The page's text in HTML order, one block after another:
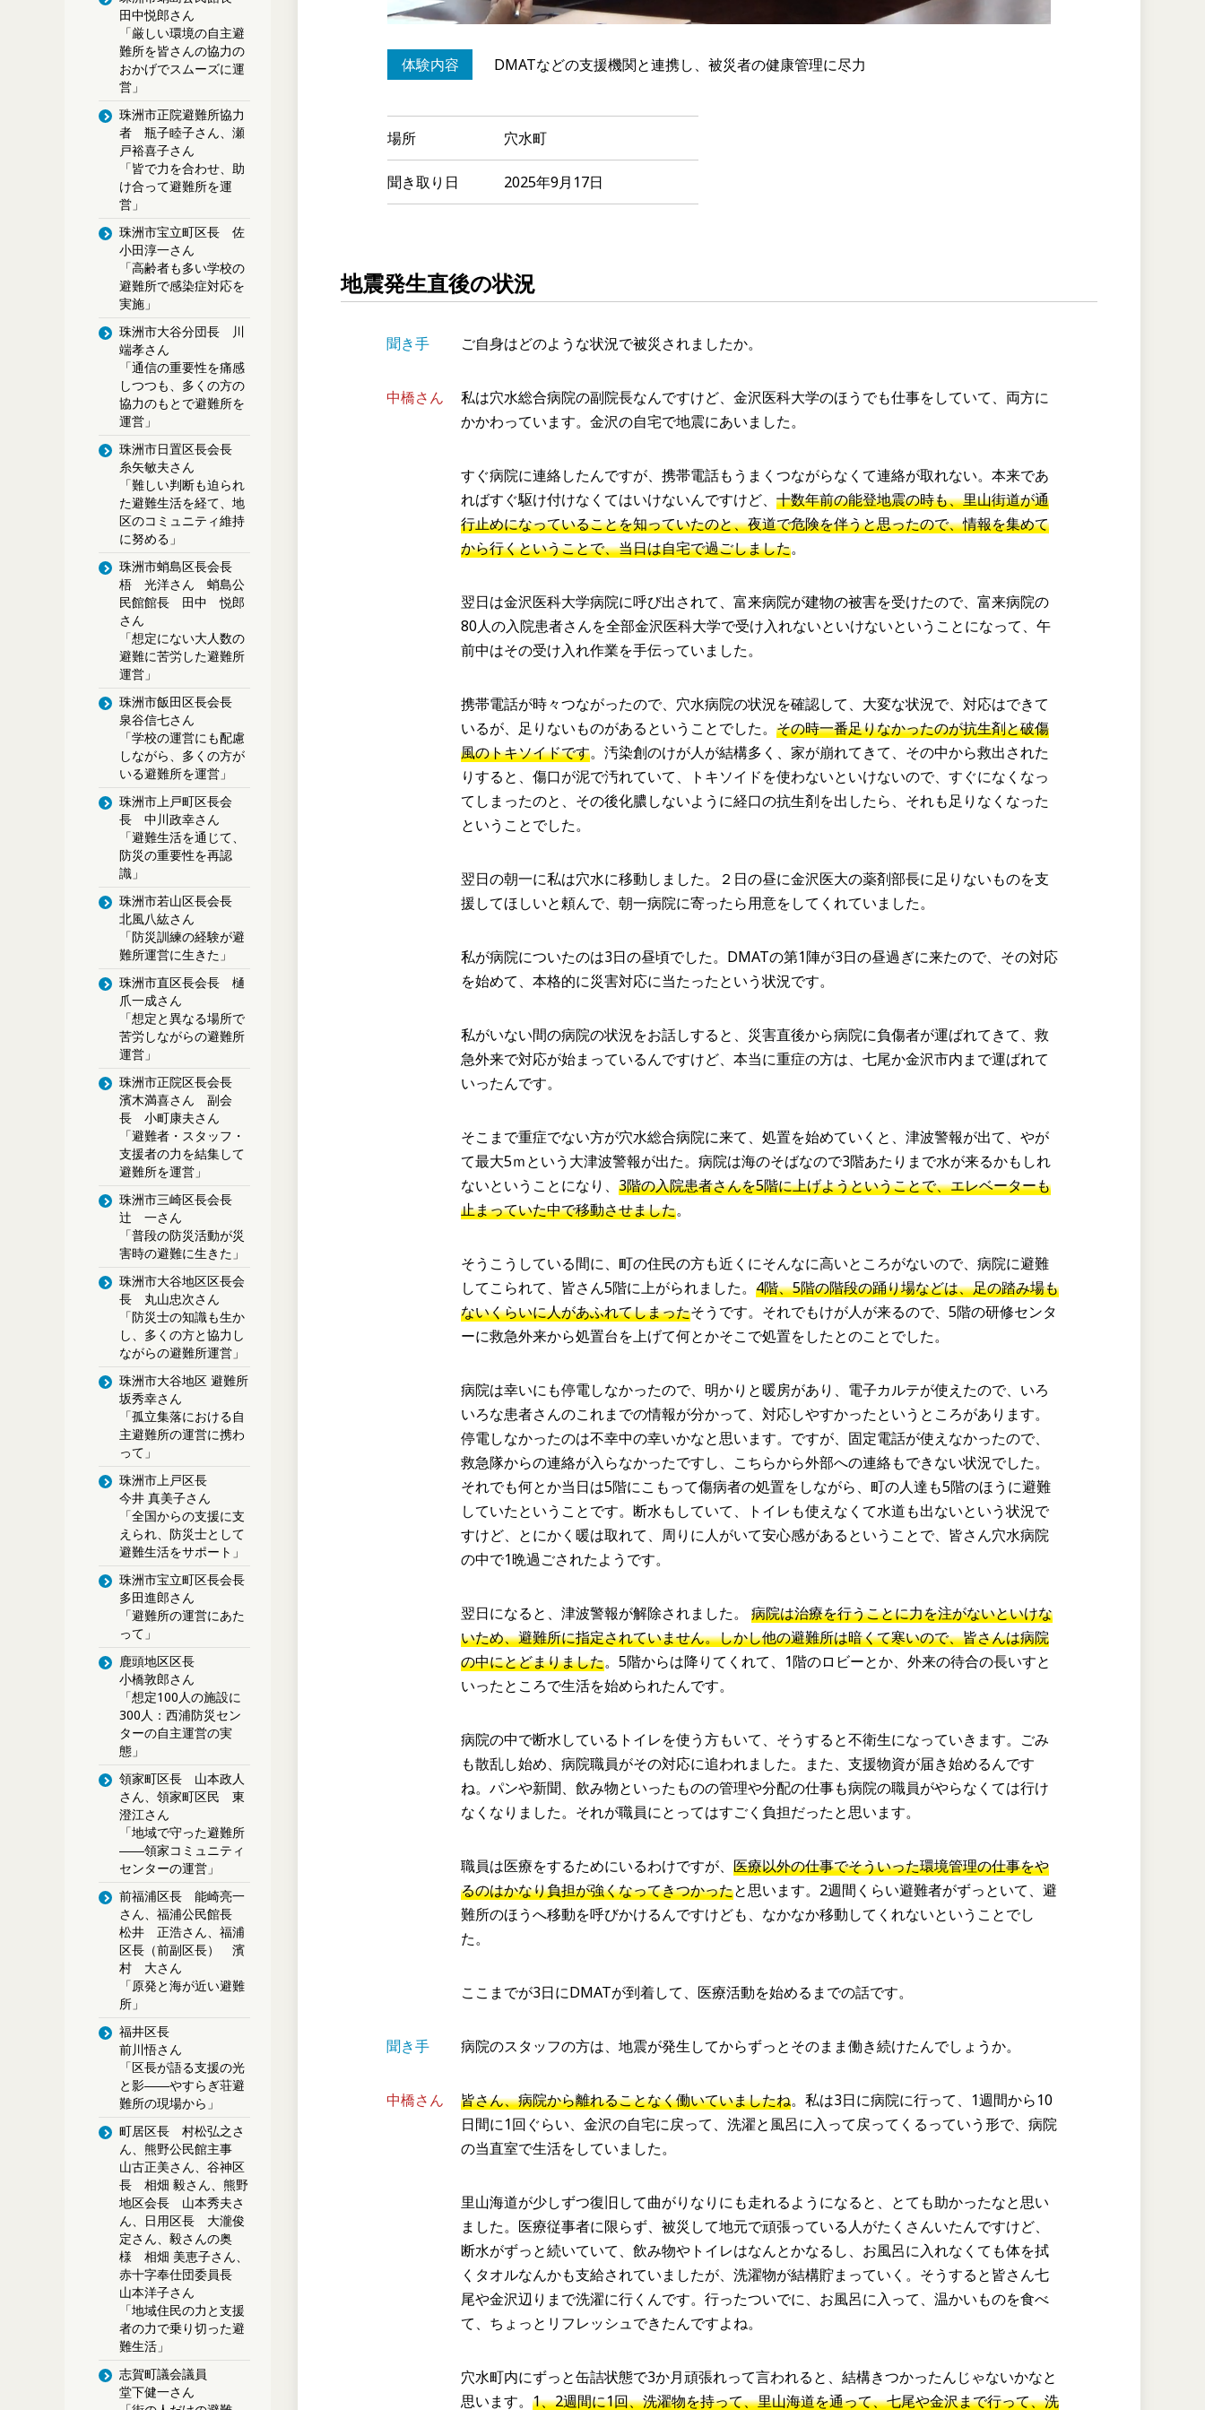
体験内容 DMATなどの支援機関と連携し、被災者の健康管理に尽力
場所 穴水町
聞き取り日 2025年9月17日
地震発生直後の状況
聞き手 ご自身はどのような状況で被災されましたか。
中橋さん
私は穴水総合病院の副院長なんですけど、金沢医科大学のほうでも仕事をしていて、両方に
かかわっています。金沢の自宅で地震にあいました。
すぐ病院に連絡したんですが、携帯電話もうまくつながらなくて連絡が取れない。本来であ
ればすぐ駆け付けなくてはいけないんですけど、 十数年前の能登地震の時も、里山街道が通
行止めになっていることを知っていたのと、夜道で危険を伴うと思ったので、情報を集めて
から行くということで、当日は自宅で過ごしました。
翌日は金沢医科大学病院に呼び出されて、富来病院が建物の被害を受けたので、富来病院の
80人の入院患者さんを全部金沢医科大学で受け入れないといけないということになって、午
前中はその受け入れ作業を手伝っていました。
携帯電話が時々つながったので、穴水病院の状況を確認して、大変な状況で、対応はできて
いるが、足りないものがあるということでした。 その時一番足りなかったのが抗生剤と破傷
風のトキソイドです。汚染創のけが人が結構多く、家が崩れてきて、その中から救出された
りすると、傷口が泥で汚れていて、トキソイドを使わないといけないので、すぐになくなっ
てしまったのと、その後化膿しないように経口の抗生剤を出したら、それも足りなくなった
ということでした。
翌日の朝一に私は穴水に移動しました。２日の昼に金沢医大の薬剤部長に足りないものを支
援してほしいと頼んで、朝一病院に寄ったら用意をしてくれていました。
私が病院についたのは3日の昼頃でした。DMATの第1陣が3日の昼過ぎに来たので、その対応
を始めて、本格的に災害対応に当たったという状況です。
私がいない間の病院の状況をお話しすると、災害直後から病院に負傷者が運ばれてきて、救
急外来で対応が始まっているんですけど、本当に重症の方は、七尾か金沢市内まで運ばれて
いったんです。
そこまで重症でない方が穴水総合病院に来て、処置を始めていくと、津波警報が出て、やが
て最大5ｍという大津波警報が出た。病院は海のそばなので3階あたりまで水が来るかもしれ
ないということになり、 3階の入院患者さんを5階に上げようということで、エレベーターも
止まっていた中で移動させました。
そうこうしている間に、町の住民の方も近くにそんなに高いところがないので、病院に避難
してこられて、皆さん5階に上がられました。 4階、5階の階段の踊り場などは、足の踏み場も
ないくらいに人があふれてしまったそうです。それでもけが人が来るので、5階の研修センタ
ーに救急外来から処置台を上げて何とかそこで処置をしたとのことでした。
病院は幸いにも停電しなかったので、明かりと暖房があり、電子カルテが使えたので、いろ
いろな患者さんのこれまでの情報が分かって、対応しやすかったというところがあります。
停電しなかったのは不幸中の幸いかなと思います。ですが、固定電話が使えなかったので、
救急隊からの連絡が入らなかったですし、こちらから外部への連絡もできない状況でした。
それでも何とか当日は5階にこもって傷病者の処置をしながら、町の人達も5階のほうに避難
していたということです。断水もしていて、トイレも使えなくて水道も出ないという状況で
すけど、とにかく暖は取れて、周りに人がいて安心感があるということで、皆さん穴水病院
の中で1晩過ごされたようです。
翌日になると、津波警報が解除されました。 病院は治療を行うことに力を注がないといけな
いため、避難所に指定されていません。しかし他の避難所は暗くて寒いので、皆さんは病院
の中にとどまりました。5階からは降りてくれて、1階のロビーとか、外来の待合の長いすと
いったところで生活を始められたんです。
病院の中で断水しているトイレを使う方もいて、そうすると不衛生になっていきます。ごみ
も散乱し始め、病院職員がその対応に追われました。また、支援物資が届き始めるんです
ね。パンや新聞、飲み物といったものの管理や分配の仕事も病院の職員がやらなくては行け
なくなりました。それが職員にとってはすごく負担だったと思います。
職員は医療をするためにいるわけですが、 医療以外の仕事でそういった環境管理の仕事をや
るのはかなり負担が強くなってきつかったと思います。2週間くらい避難者がずっといて、避
難所のほうへ移動を呼びかけるんですけども、なかなか移動してくれないということでし
た。
ここまでが3日にDMATが到着して、医療活動を始めるまでの話です。
聞き手 病院のスタッフの方は、地震が発生してからずっとそのまま働き続けたんでしょうか。
中橋さん 皆さん、病院から離れることなく働いていましたね。私は3日に病院に行って、1週間から10
日間に1回ぐらい、金沢の自宅に戻って、洗濯と風呂に入って戻ってくるっていう形で、病院
の当直室で生活をしていました。
里山海道が少しずつ復旧して曲がりなりにも走れるようになると、とても助かったなと思い
ました。医療従事者に限らず、被災して地元で頑張っている人がたくさんいたんですけど、
断水がずっと続いていて、飲み物やトイレはなんとかなるし、お風呂に入れなくても体を拭
くタオルなんかも支給されていましたが、洗濯物が結構貯まっていく。そうすると皆さん七
尾や金沢辺りまで洗濯に行くんです。行ったついでに、お風呂に入って、温かいものを食べ
て、ちょっとリフレッシュできたんですよね。
穴水町内にずっと缶詰状態で3か月頑張れって言われると、結構きつかったんじゃないかなと
思います。 1、2週間に1回、洗濯物を持って、里山海道を通って、七尾や金沢まで行って、洗
田中悦郎さん
「厳しい環境の自主避
難所を皆さんの協力の
おかげでスムーズに運
営」
珠洲市正院避難所協力
者 瓶子睦子さん、瀬
戸裕喜子さん
「皆で力を合わせ、助
け合って避難所を運
営」
珠洲市宝立町区長 佐
小田淳一さん
「高齢者も多い学校の
避難所で感染症対応を
実施」
珠洲市大谷分団長 川
端孝さん
「通信の重要性を痛感
しつつも、多くの方の
協力のもとで避難所を
運営」
珠洲市日置区長会長
糸矢敏夫さん
「難しい判断も迫られ
た避難生活を経て、地
区のコミュニティ維持
に努める」
珠洲市蛸島区長会長
梧 光洋さん 蛸島公
民館館長 田中 悦郎
さん
「想定にない大人数の
避難に苦労した避難所
運営」
珠洲市飯田区長会長
泉谷信七さん
「学校の運営にも配慮
しながら、多くの方が
いる避難所を運営」
珠洲市上戸町区長会
長 中川政幸さん
「避難生活を通じて、
防災の重要性を再認
識」
珠洲市若山区長会長
北風八紘さん
「防災訓練の経験が避
難所運営に生きた」
珠洲市直区長会長 樋
爪一成さん
「想定と異なる場所で
苦労しながらの避難所
運営」
珠洲市正院区長会長
濱木満喜さん 副会
長 小町康夫さん
「避難者・スタッフ・
支援者の力を結集して
避難所を運営」
珠洲市三崎区長会長
辻 一さん
「普段の防災活動が災
害時の避難に生きた」
珠洲市大谷地区区長会
長 丸山忠次さん
「防災士の知識も生か
し、多くの方と協力し
ながらの避難所運営」
珠洲市大谷地区 避難所
坂秀幸さん
「孤立集落における自
主避難所の運営に携わ
って」
珠洲市上戸区長
今井 真美子さん
「全国からの支援に支
えられ、 防災士として
避難生活をサポート」
珠洲市宝立町区長会長
多田進郎さん
「避難所の運営にあた
って」
鹿頭地区区長
小橋敦郎さん
「想定100人の施設に
300人：西浦防災セン
ターの自主運営の実
態」
領家町区長 山本政人
さん、領家町区民 東
澄江さん
「地域で守った避難所
――領家コミュニティ
センターの運営」
前福浦区長 能崎亮一
さん、福浦公民館長
松井 正浩さん、福浦
区長（前副区長） 濱
村 大さん
「原発と海が近い避難
所」
福井区長
前川悟さん
「区長が語る支援の光
と影――やすらぎ荘避
難所の現場から」
町居区長 村松弘之さ
ん、熊野公民館主事
山古正美さん、谷神区
長 相畑 毅さん、熊野
地区会長 山本秀夫さ
ん、日用区長 大瀧俊
定さん、毅さんの奥
様 相畑 美恵子さん、
赤十字奉仕団委員長
山本洋子さん
「地域住民の力と支援
者の力で乗り切った避
難生活」
志賀町議会議員
堂下健一さん